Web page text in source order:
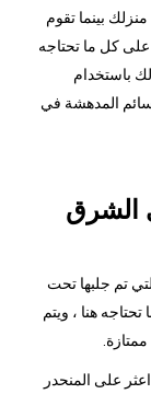
بينما تقوم
على كل ما تحتاجه
باستخدام
المدهشة في
الشرق
تم جلبها تحت
هنا ، ويتم
على المنحدر